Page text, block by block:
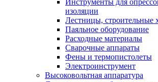
Инструменты для
изоляции
Лестницы, строительные
Паяльное оборудование
Расходные материалы
Сварочные аппараты
Фены и термопистолеты
Электроинструмент
Высоковольтная аппаратура